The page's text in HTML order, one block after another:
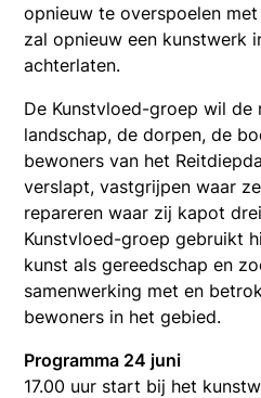
opnieuw te overspoelen
zal opnieuw een kunstwerk
achterlaten.
De Kunstvloed-groep wil de
landschap, de dorpen, de
bewoners van het
verslapt, vastgrijpen waar
repareren waar zij kapot
Kunstvloed-groep gebruikt
kunst als gereedschap en
samenwerking met en
bewoners in het gebied.
Programma 24 juni
17.00 uur start bij het